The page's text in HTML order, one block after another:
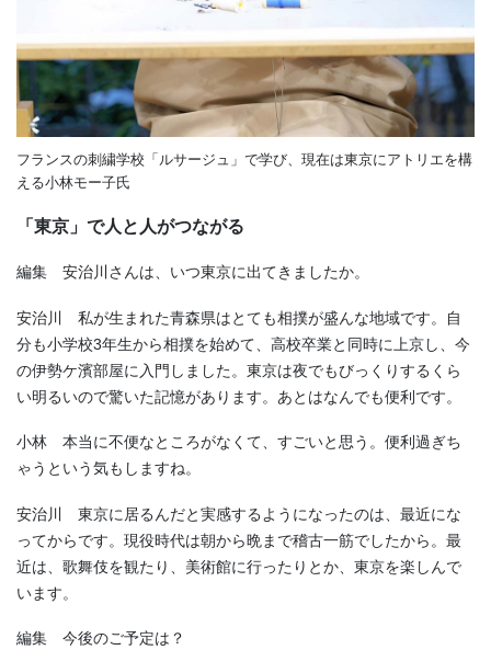
フランスの刺繍学校「ルサージュ」で学び、現在は東京にアトリエを構
える小林モー子氏
「東京」で人と人がつながる
編集 安治川さんは、いつ東京に出てきましたか。
安治川 私が生まれた青森県はとても相撲が盛んな地域です。自
分も小学校3年生から相撲を始めて、高校卒業と同時に上京し、今
の伊勢ケ濱部屋に入門しました。東京は夜でもびっくりするくら
い明るいので驚いた記憶があります。あとはなんでも便利です。
小林 本当に不便なところがなくて、すごいと思う。便利過ぎち
ゃうという気もしますね。
安治川 東京に居るんだと実感するようになったのは、最近にな
ってからです。現役時代は朝から晩まで稽古一筋でしたから。最
近は、歌舞伎を観たり、美術館に行ったりとか、東京を楽しんで
います。
編集 今後のご予定は？